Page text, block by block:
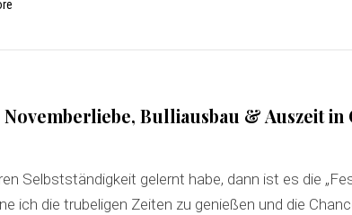
Bulliausbau & Auszeit in
Selbstständigkeit gelernt habe, dann ist es die
ich die trubeligen Zeiten zu genießen und die